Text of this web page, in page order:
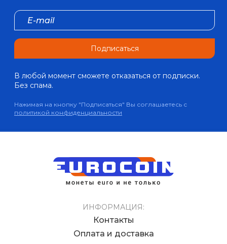
Подписаться
В любой момент сможете отказаться от подписки.
Без спама.
Нажимая на кнопку "Подписаться" Вы соглашаетесь с
политикой конфиденциальности
ИНФОРМАЦИЯ:
Контакты
Оплата и доставка